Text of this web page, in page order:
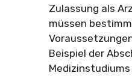
Zulassung als
müssen
Beispiel der